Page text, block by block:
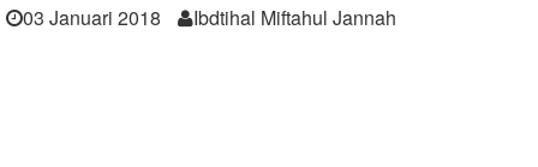
03 Januari 2018 Ibdtihal Miftahul Jannah